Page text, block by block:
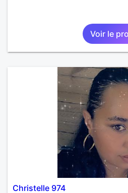
Voir le
Christelle 974